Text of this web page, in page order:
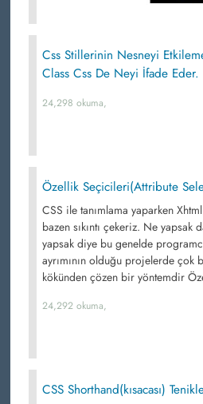
Css Stillerinin Nesneyi
Class Css De Neyi İfade Eder.
24,298 okuma,
Özellik Seçicileri(Attribute
CSS ile tanımlama yaparken
bazen sıkıntı çekeriz. Ne yapsak
yapsak diye bu genelde
ayrımının olduğu projelerde çok
kökünden çözen bir yöntemdir
24,292 okuma,
CSS Shorthand(kısacası)